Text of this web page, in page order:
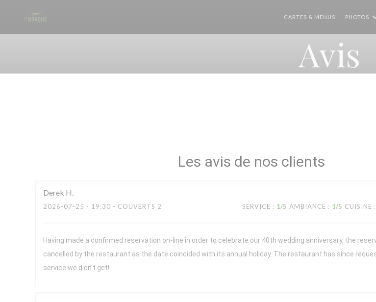
CARTES & MENUS PHOTOS
Avis
Les avis de nos clients
Derek H
2026-07-25 - 19:30 - COUVERTS 2 SERVICE : 1/5 AMBIANCE : 1/5 CUISINE :
Having made a confirmed reservation on-line in order to celebrate our 40th wedding anniversary, the
cancelled by the restaurant as the date coincided with its annual holiday. The restaurant has since
service we didn't get!